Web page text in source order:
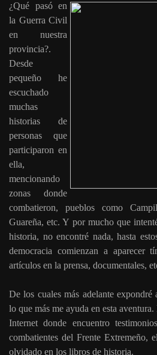
¿Qué pasó en
la Guerra Civil
en nuestra
provincia?.
Desde
pequeño he
escuchado
muchas
historias de
personas que
participaron en
ella,
mencionando
zonas donde
combatieron, pueblos como
Guareña, etc. Y por mucho que
historia, no encontré nada, hasta
democracia comienzan a aparecer
artículos en la prensa, documentales,
De los cuales más adelante
lo que más me ayuda en esta
Internet donde encuentro
combatientes del Frente Extremeño,
olvidado en los libros de historia.